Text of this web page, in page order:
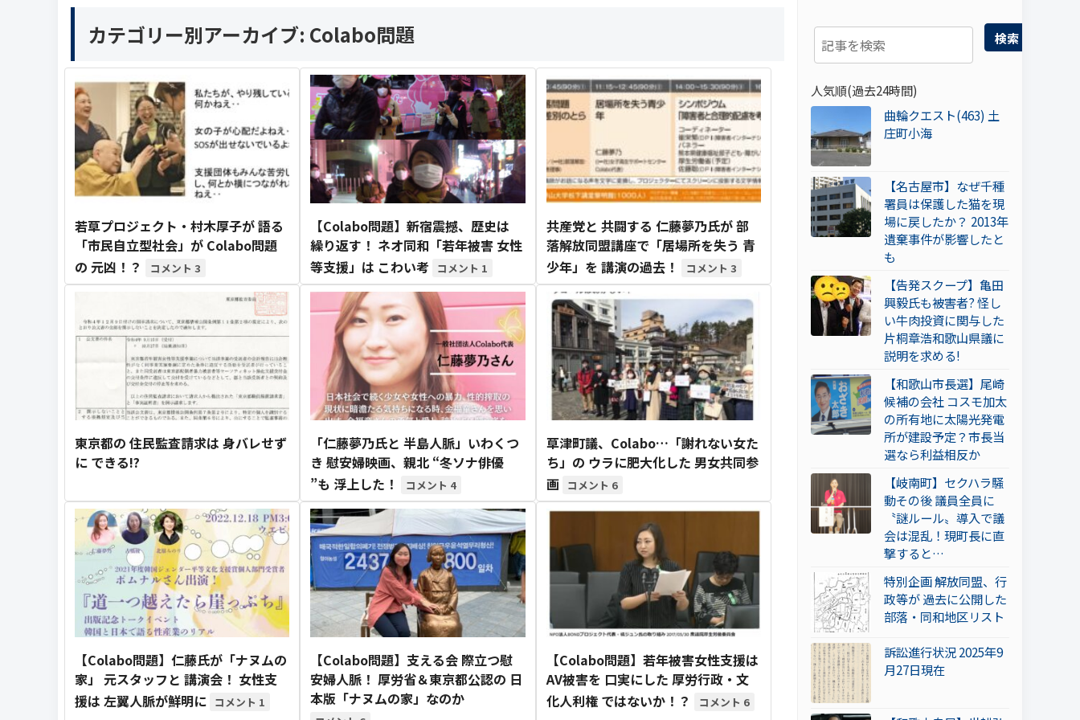
検索
人気順(過去24時間)
曲輪クエスト(463) 土
庄町小海
【名古屋市】なぜ千種
署員は保護した猫を現
場に戻したか？ 2013年
遺棄事件が影響したと
も
【告発スクープ】亀田
興毅氏も被害者? 怪し
い牛肉投資に関与した
片桐章浩和歌山県議に
説明を求める!
【和歌山市長選】尾崎
候補の会社 コスモ加太
の所有地に太陽光発電
所が建設予定？市長当
選なら利益相反か
【岐南町】セクハラ騒
動その後 議員全員に
〝謎ルール〟導入で議
会は混乱！現町長に直
撃すると…
特別企画 解放同盟、行
政等が 過去に公開した
部落・同和地区リスト
訴訟進行状況 2025年9
月27日現在
カテゴリー別アーカイブ: Colabo問題
若草プロジェクト・村木厚子が 語る
「市民自立型社会」が Colabo問題
の 元凶！？
3
【Colabo問題】新宿震撼、歴史は
繰り返す！ ネオ同和「若年被害 女性
等支援」は こわい考
1
共産党と 共闘する 仁藤夢乃氏が 部
落解放同盟講座で「居場所を失う 青
少年」を 講演の過去！
3
東京都の 住民監査請求は 身バレせず
に できる!?
「仁藤夢乃氏と 半島人脈」いわくつ
き 慰安婦映画、親北 “冬ソナ俳優
”も 浮上した！
4
草津町議、Colabo…「謝れない女た
ち」の ウラに肥大化した 男女共同参
画
6
【Colabo問題】仁藤氏が「ナヌムの
家」 元スタッフと 講演会！ 女性支
援は 左翼人脈が鮮明に
1
【Colabo問題】支える会 際立つ慰
安婦人脈！ 厚労省＆東京都公認の 日
本版「ナヌムの家」なのか
【Colabo問題】若年被害女性支援は
AV被害を 口実にした 厚労行政・文
化人利権 ではないか！？
6